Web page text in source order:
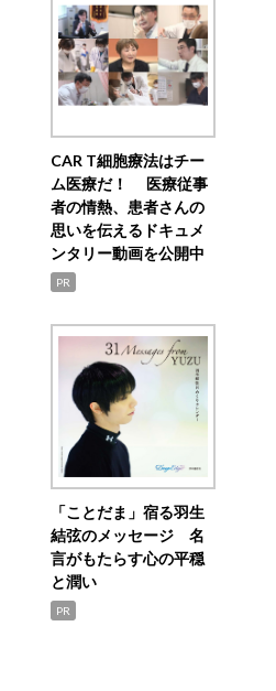
CAR T細胞療法はチー
ム医療だ！ 医療従事
者の情熱、患者さんの
思いを伝えるドキュメ
ンタリー動画を公開中
PR
「ことだま」宿る羽生
結弦のメッセージ 名
言がもたらす心の平穏
と潤い
PR